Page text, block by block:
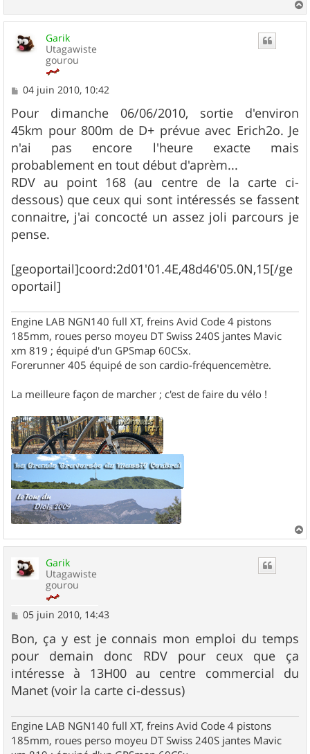
a
u
Garik
Utagawiste
gourou
M
s
s
a
g
e
04 juin 2010, 10:42
Pour dimanche 06/06/2010, sortie d'environ
45km pour 800m de D+ prévue avec Erich2o. Je
n'ai pas encore l'heure exacte mais
probablement en tout début d'aprèm...
RDV au point 168 (au centre de la carte ci-
dessous) que ceux qui sont intéressés se fassent
connaitre, j'ai concocté un assez joli parcours je
pense.
[geoportail]coord:2d01'01.4E,48d46'05.0N,15[/ge
oportail]
Engine LAB NGN140 full XT, freins Avid Code 4 pistons
185mm, roues perso moyeu DT Swiss 240S jantes Mavic
xm 819 ; équipé d'un GPSmap 60CSx.
Forerunner 405 équipé de son cardio-fréquencemètre.
La meilleure façon de marcher ; c'est de faire du vélo !
a
Garik
Utagawiste
gourou
M
s
s
a
g
e
05 juin 2010, 14:43
Bon, ça y est je connais mon emploi du temps
pour demain donc RDV pour ceux que ça
intéresse à 13H00 au centre commercial du
Manet (voir la carte ci-dessus)
Engine LAB NGN140 full XT, freins Avid Code 4 pistons
185mm, roues perso moyeu DT Swiss 240S jantes Mavic